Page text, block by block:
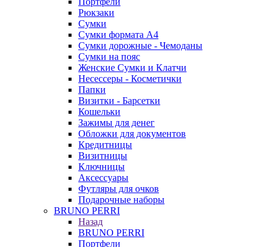
Рюкзаки
Сумки
Сумки формата А4
Сумки дорожные - Чемоданы
Сумки на пояс
Женские Сумки и Клатчи
Несессеры - Косметички
Папки
Визитки - Барсетки
Кошельки
Зажимы для денег
Обложки для документов
Кредитницы
Визитницы
Ключницы
Аксессуары
Футляры для очков
Подарочные наборы
BRUNO PERRI
Назад
BRUNO PERRI
Портфели